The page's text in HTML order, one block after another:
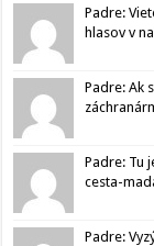
Padre:
hlasov v
Padre: Ak
Padre: Tu
cesta-
Padre: